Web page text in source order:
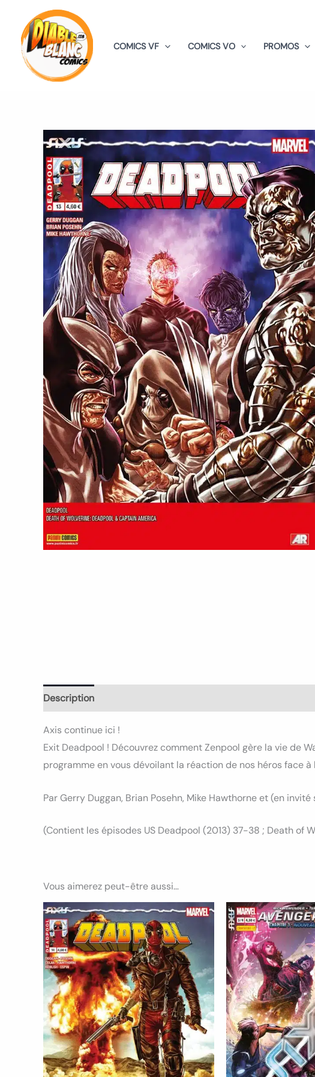
contenu
COMICS VF COMICS VO PROMOS
Description
Axis continue ici !
Exit Deadpool ! Découvrez comment Zenpool gère la vie de
programme en vous dévoilant la réaction de nos héros face à
Par Gerry Duggan, Brian Posehn, Mike Hawthorne et (en
(Contient les épisodes US Deadpool (2013) 37-38 ; Death of
Vous aimerez peut-être aussi…